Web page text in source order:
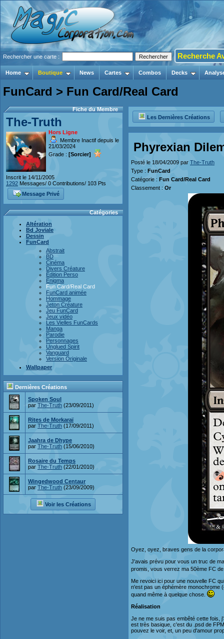
Rechercher une carte : Recherche
Home Boutique News Cartes Combos Decks
FunCard > Fun Card/Real Card
Fiche du Membre
The-Truth
Hors Ligne
Membre Inactif depuis le
21/03/2024
Grade : [Sorcier]
Inscrit le 14/11/2005
1292 Messages/ 0 Contributions/ 103 Pts
Message Privé
Catégories
Altération
Bd Joviale
Dessin
FunCard
Abstrait
BD
Cinéma
Divers Créature
Édition Perso
Enigma
Fun Card/Real Card
FunCard animée
Hommage
Jeton Créature
Jeu FunCard
Jeux vidéo
Les Vielles FunCards
Manga
Parodie
Personnages
Unglued Spirit
Vanguard
Version Originale
Wallpaper
Dernières Créations
Spoken Soul
par The-Truth (23/09/2011)
Rites de Morkaraï
par The-Truth (17/09/2011)
Jaahra de Dhype
par The-Truth (15/06/2010)
Rosaire du Temps
par The-Truth (22/01/2010)
Wingedwood Centaur
par The-Truth (23/09/2009)
Voir les Créations
Les Dernières Créations
Phyrexian
Posté le 18/04/2009 par The-Truth
Type : FunCard
Catégorie : Fun Card/Real Card
Classement : Or
Oyez, oyez, braves gens de la
J'avais prévu pour vous un truc de
promis, vous verrez ma 50ème FC
Me revoici ici pour une nouvelle FC
n'est pas un éphémère monochrome
quand même à quelque chose.
Réalisation
Je ne me suis pas embêté cette fois,
est très basique, c'est du .psd de
pouvez le voir, et, un peu d'amour